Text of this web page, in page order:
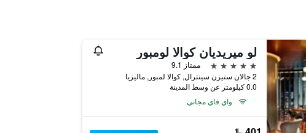
لو ميريديان كوالا لومبور
5 نجوم
ممتاز 9.1
2 جالان ستيزن سينترال, كوالا لمبور, ماليزيا
0.0 كيلومتر عن وسط المدينة
واي فاي مجاني